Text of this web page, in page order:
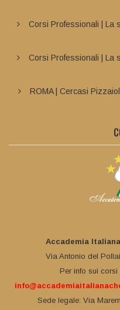
Corsi Professionali | La
Corsi Professionali | La
ROMA | Cercasi
Accademia
Via Antonio del
Per info sui corsi
Sede legale: Via